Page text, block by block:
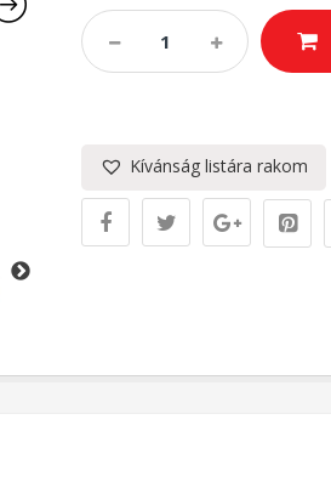
Grill
Szett
(Porta
Kívánság listára rakom